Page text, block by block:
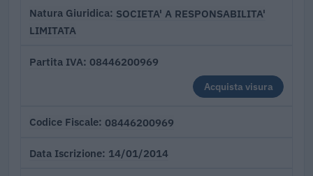
Natura Giuridica SOCIETA' A RESPONSABILITA'
LIMITATA
Partita IVA 08446200969
Acquista visura
Codice Fiscale 08446200969
Data Iscrizione 14/01/2014